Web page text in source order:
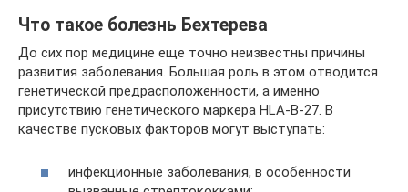
Что такое болезнь Бехтерева
До сих пор медицине еще точно неизвестны причины
развития заболевания. Большая роль в этом отводится
генетической предрасположенности, а именно
присутствию генетического маркера HLA-B-27. В
качестве пусковых факторов могут выступать:
инфекционные заболевания, в особенности